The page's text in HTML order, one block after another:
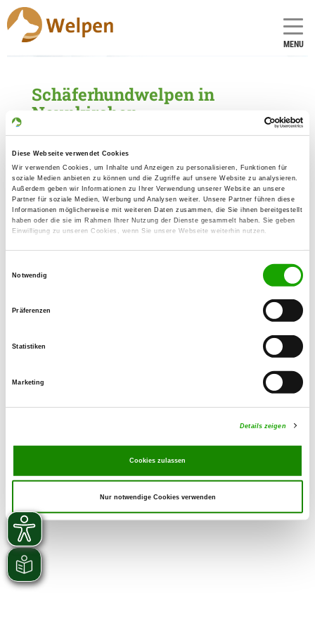
Diese Webseite verwendet Cookies
Wir verwenden Cookies, um Inhalte und Anzeigen zu personalisieren, Funktionen für
soziale Medien anbieten zu können und die Zugriffe auf unsere Website zu analysieren.
Außerdem geben wir Informationen zu Ihrer Verwendung unserer Website an unsere
Partner für soziale Medien, Werbung und Analysen weiter. Unsere Partner führen diese
Informationen möglicherweise mit weiteren Daten zusammen, die Sie ihnen bereitgestellt
haben oder die sie im Rahmen Ihrer Nutzung der Dienste gesammelt haben. Sie geben
Einwilligung zu unseren Cookies, wenn Sie unsere Webseite weiterhin nutzen.
Notwendig
Präferenzen
Statistiken
Marketing
Details zeigen
Cookies zulassen
Nur notwendige Cookies verwenden
MENU
Schäferhundwelpen in
Neunkirchen
Schäferhundwelpen gefunden
Zuchtstätte: von Arkadius
Details
Hasselbachstr. 53
66540 Neunkirchen
Welpen zur Verfügung